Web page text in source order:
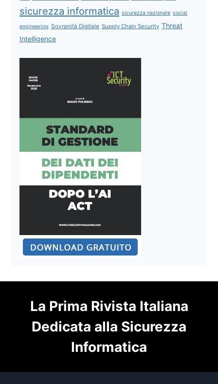
sicurezza informatica sicurezza nazionale social
engineering Sovranità Digitale Supply Chain Security Threat
Intelligence
La Prima Rivista Italiana
Dedicata alla Sicurezza
Informatica